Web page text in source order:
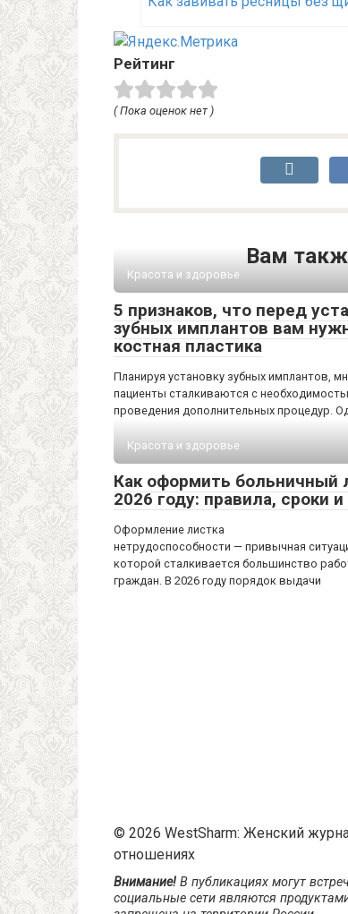
Рейтинг
( Пока оценок нет )
Вам
Красота и здоровье
5 признаков, что перед
зубных имплантов вам
костная пластика
Планируя установку зубных имплантов,
пациенты сталкиваются с
проведения дополнительных процедур.
Красота и здоровье
Как оформить больничный
2026 году: правила, сроки
Оформление листка
нетрудоспособности — привычная
которой сталкивается большинство
граждан. В 2026 году порядок выдачи
© 2026 WestSharm: Женский
отношениях
Внимание! В публикациях могут
социальные сети являются